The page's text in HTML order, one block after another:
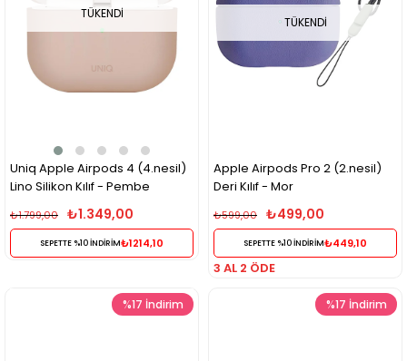
TÜKENDI
Uniq Apple Airpods 4 (4.nesil)
Lino Silikon Kılıf - Pembe
₺1.349,00
₺1.799,00
SEPETTE %10 İNDİRİM₺1214,10
TÜKENDI
Apple Airpods Pro 2 (2.nesil)
Deri Kılıf - Mor
₺499,00
₺599,00
SEPETTE %10 İNDİRİM₺449,10
3 AL 2 ÖDE
%17 İndirim %17 İndirim